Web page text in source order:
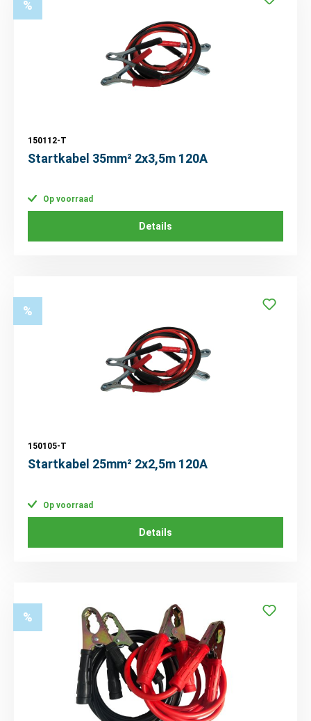
%
150112-T
Startkabel 35mm² 2x3,5m 120A
Op voorraad
Details
%
150105-T
Startkabel 25mm² 2x2,5m 120A
Op voorraad
Details
%